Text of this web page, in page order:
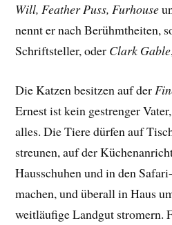
Will, Feather Puss, Furhouse
nennt er nach Berühmtheiten,
Schriftsteller, oder Clark Gable
Die Katzen besitzen auf der
Ernest ist kein gestrenger
alles. Die Tiere dürfen auf
streunen, auf der
Hausschuhen und in den
machen, und überall in Haus
weitläufige Landgut stromern.